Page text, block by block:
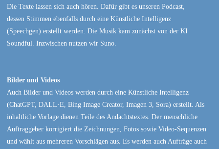
Die Texte lassen sich auch hören. Dafür gibt es unseren Podcast,
dessen Stimmen ebenfalls durch eine Künstliche Intelligenz
(Speechgen) erstellt werden. Die Musik kam zunächst von der KI
Soundful. Inzwischen nutzen wir Suno.
Bilder und Videos
Auch Bilder und Videos werden durch eine Künstliche Intelligenz
(ChatGPT, DALL·E, Bing Image Creator, Imagen 3, Sora) erstellt. Als
inhaltliche Vorlage dienen Teile des Andachtstextes. Der menschliche
Auftraggeber korrigiert die Zeichnungen, Fotos sowie Video-Sequenzen
und wählt aus mehreren Vorschlägen aus. Es werden auch Aufträge auch